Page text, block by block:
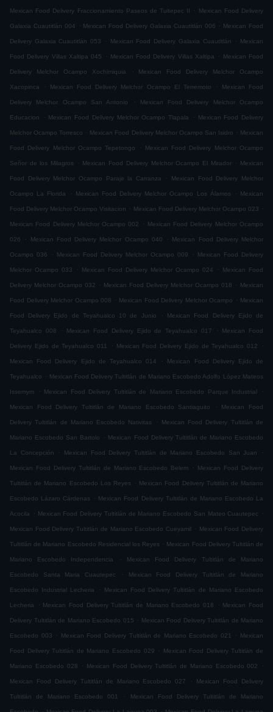
Mexican Food Delivery Fraccionamiento Paseos de Tultepec II . Mexican Food Delivery
Galaxia Cuautitlán 004 . Mexican Food Delivery Galaxia Cuautitlán 006 . Mexican Food
Delivery Galaxia Cuautitlán 053 . Mexican Food Delivery Galaxia Cuautitlán . Mexican
Food Delivery Villas Xaltipa 045 . Mexican Food Delivery Villas Xaltipa . Mexican Food
Delivery Melchor Ocampo Xochimiquia . Mexican Food Delivery Melchor Ocampo
Xacopinca . Mexican Food Delivery Melchor Ocampo El Terremoto . Mexican Food
Delivery Melchor Ocampo San Antonio . Mexican Food Delivery Melchor Ocampo
Educacion . Mexican Food Delivery Melchor Ocampo Tlapala . Mexican Food Delivery
Melchor Ocampo Torresco . Mexican Food Delivery Melchor Ocampo San Isidro . Mexican
Food Delivery Melchor Ocampo Tepetongo . Mexican Food Delivery Melchor Ocampo
Señor de los Milagros . Mexican Food Delivery Melchor Ocampo El Mirador . Mexican
Food Delivery Melchor Ocampo Paraje la Carranza . Mexican Food Delivery Melchor
Ocampo La Florida . Mexican Food Delivery Melchor Ocampo Los Álamos . Mexican
Food Delivery Melchor Ocampo Visitacion . Mexican Food Delivery Melchor Ocampo 023 .
Mexican Food Delivery Melchor Ocampo 002 . Mexican Food Delivery Melchor Ocampo
026 . Mexican Food Delivery Melchor Ocampo 040 . Mexican Food Delivery Melchor
Ocampo 036 . Mexican Food Delivery Melchor Ocampo 009 . Mexican Food Delivery
Melchor Ocampo 033 . Mexican Food Delivery Melchor Ocampo 024 . Mexican Food
Delivery Melchor Ocampo 032 . Mexican Food Delivery Melchor Ocampo 018 . Mexican
Food Delivery Melchor Ocampo 008 . Mexican Food Delivery Melchor Ocampo . Mexican
Food Delivery Ejido de Teyahualco 10 de Junio . Mexican Food Delivery Ejido de
Teyahualco 008 . Mexican Food Delivery Ejido de Teyahualco 017 . Mexican Food
Delivery Ejido de Teyahualco 011 . Mexican Food Delivery Ejido de Teyahualco 012 .
Mexican Food Delivery Ejido de Teyahualco 014 . Mexican Food Delivery Ejido de
Teyahualco . Mexican Food Delivery Tultitlán de Mariano Escobedo Adolfo López Mateos
Issemym . Mexican Food Delivery Tultitlán de Mariano Escobedo Parque Industrial .
Mexican Food Delivery Tultitlán de Mariano Escobedo Santiaguito . Mexican Food
Delivery Tultitlán de Mariano Escobedo Nativitas . Mexican Food Delivery Tultitlán de
Mariano Escobedo San Bartolo . Mexican Food Delivery Tultitlán de Mariano Escobedo
La Concepción . Mexican Food Delivery Tultitlán de Mariano Escobedo San Juan .
Mexican Food Delivery Tultitlán de Mariano Escobedo Belem . Mexican Food Delivery
Tultitlán de Mariano Escobedo Los Reyes . Mexican Food Delivery Tultitlán de Mariano
Escobedo Lázaro Cárdenas . Mexican Food Delivery Tultitlán de Mariano Escobedo La
Acocila . Mexican Food Delivery Tultitlán de Mariano Escobedo San Mateo Cuautepec .
Mexican Food Delivery Tultitlán de Mariano Escobedo Cueyamil . Mexican Food Delivery
Tultitlán de Mariano Escobedo Residencial los Reyes . Mexican Food Delivery Tultitlán de
Mariano Escobedo Independencia . Mexican Food Delivery Tultitlán de Mariano
Escobedo Santa Maria Cuautepec . Mexican Food Delivery Tultitlán de Mariano
Escobedo Industrial Lecheria . Mexican Food Delivery Tultitlán de Mariano Escobedo
Lecheria . Mexican Food Delivery Tultitlán de Mariano Escobedo 018 . Mexican Food
Delivery Tultitlán de Mariano Escobedo 015 . Mexican Food Delivery Tultitlán de Mariano
Escobedo 003 . Mexican Food Delivery Tultitlán de Mariano Escobedo 021 . Mexican
Food Delivery Tultitlán de Mariano Escobedo 029 . Mexican Food Delivery Tultitlán de
Mariano Escobedo 028 . Mexican Food Delivery Tultitlán de Mariano Escobedo 002 .
Mexican Food Delivery Tultitlán de Mariano Escobedo 027 . Mexican Food Delivery
Tultitlán de Mariano Escobedo 001 . Mexican Food Delivery Tultitlán de Mariano
. .